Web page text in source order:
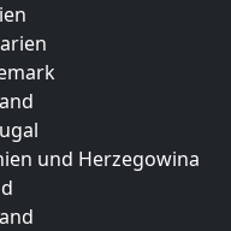
und Herzegowina